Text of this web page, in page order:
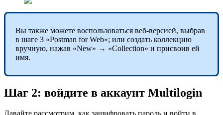
Вы также можете воспользоваться веб-версией, выбрав
в шаге 3 «Postman for Web»; или создать коллекцию
вручную, нажав «New» → «Collection» и присвоив ей
имя.
Шаг 2: войдите в аккаунт Multilogin